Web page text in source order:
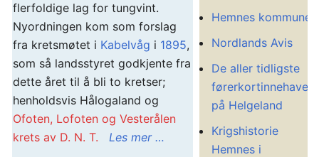
flerfoldige lag for tungvint.
Nyordningen kom som forslag
fra kretsmøtet i Kabelvåg i 1895,
som så landsstyret godkjente fra
dette året til å bli to kretser;
henholdsvis Hålogaland og
Ofoten, Lofoten og Vesterålen
krets av D. N. T.
Les mer …
Hemnes kommune
Nordlands Avis
De aller tidligste
førerkortinnehavere
på Helgeland
Krigshistorie
Hemnes i